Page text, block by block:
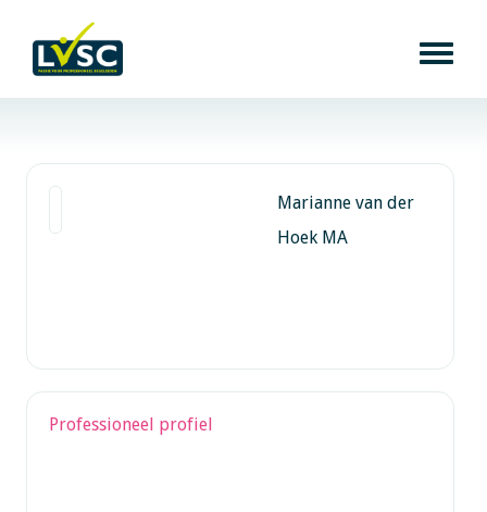
Marianne van der
Hoek MA
Professioneel profiel